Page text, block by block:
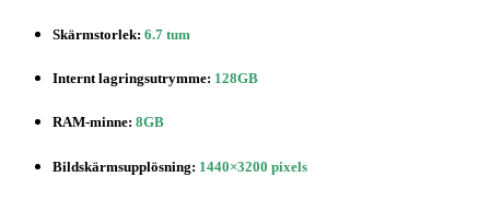
Skärmstorlek: 6.7 tum
Internt lagringsutrymme: 128GB
RAM-minne: 8GB
Bildskärmsupplösning: 1440×3200 pixels